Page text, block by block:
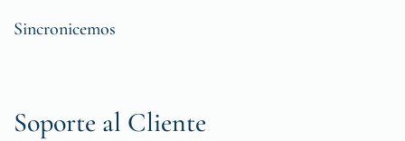
Sincronicemos
Soporte al Cliente